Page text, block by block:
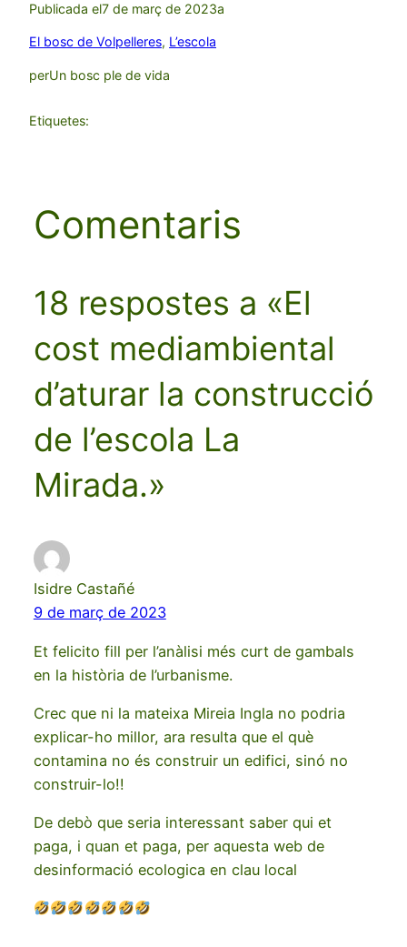
Publicada el7 de març de 2023a
El bosc de Volpelleres, L’escola
perUn bosc ple de vida
Etiquetes:
Comentaris
18 respostes a «El
cost mediambiental
d’aturar la construcció
de l’escola La
Mirada.»
Isidre Castañé
9 de març de 2023
Et felicito fill per l’anàlisi més curt de gambals
en la història de l’urbanisme.
Crec que ni la mateixa Mireia Ingla no podria
explicar-ho millor, ara resulta que el què
contamina no és construir un edifici, sinó no
construir-lo!!
De debò que seria interessant saber qui et
paga, i quan et paga, per aquesta web de
desinformació ecologica en clau local